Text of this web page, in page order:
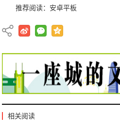
推荐阅读： 安卓平板
相关阅读